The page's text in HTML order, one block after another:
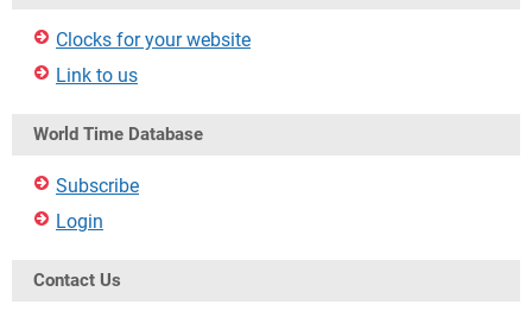
Clocks for your website
Link to us
World Time Database
Subscribe
Login
Contact Us